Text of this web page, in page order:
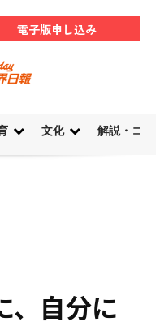
電子版申し込み
文化 解説・コ
、自分に